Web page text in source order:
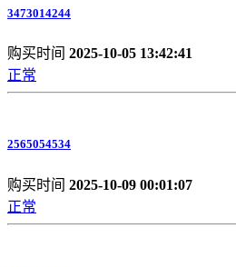
3473014244
购买时间 2025-10-05 13:42:41
正常
2565054534
购买时间 2025-10-09 00:01:07
正常